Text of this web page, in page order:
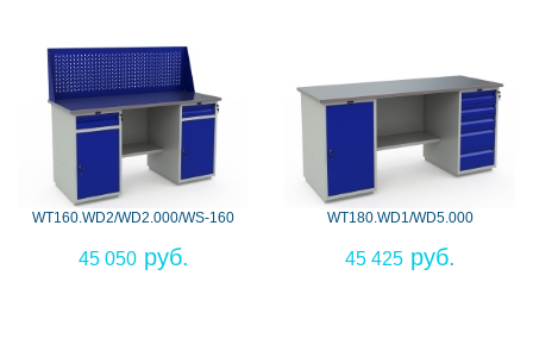
WT160.WD2/WD2.000/WS-160
45 050
WT180.WD1/WD5.000
45 425